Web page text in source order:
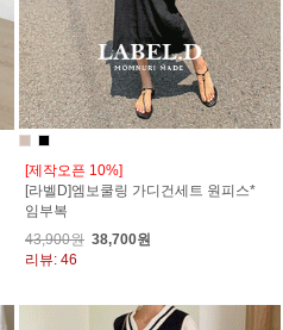
[제작오픈 10%]
[라벨D]엠보쿨링 가디건세트 원피스*
임부복
43,900원 38,700원
리뷰: 46